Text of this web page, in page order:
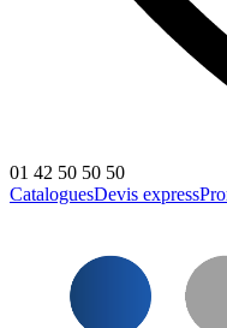
01 42 50 50 50
CataloguesDevis express